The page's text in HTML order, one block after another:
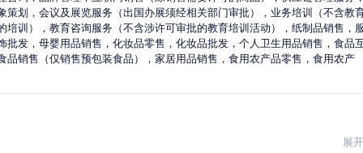
策划，会议及展览服务（出国办展须经相关部门审批），业务培训（不含教
培训），教育咨询服务（不含涉许可审批的教育培训活动），纸制品销售，
批发，母婴用品销售，化妆品零售，化妆品批发，个人卫生用品销售，食品
品销售（仅销售预包装食品），家居用品销售，食用农产品零售，食用农产
展开